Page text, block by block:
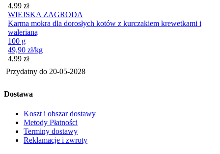
Cena
4,99 zł
WIEJSKA ZAGRODA
Karma mokra dla dorosłych kotów z kurczakiem krewetkami i
walerianą
100 g
49,90 zł/kg
Cena
4,99 zł
Przydatny do 20-05-2028
Dostawa
Koszt i obszar dostawy
Metody Płatności
Terminy dostawy
Reklamacje i zwroty